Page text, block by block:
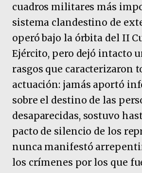
cuadros militares más
sistema clandestino de
operó bajo la órbita del II
Ejército, pero dejó intacto
rasgos que caracterizaron
actuación: jamás aportó
sobre el destino de las
desaparecidas, sostuvo
pacto de silencio de los
nunca manifestó
los crímenes por los que